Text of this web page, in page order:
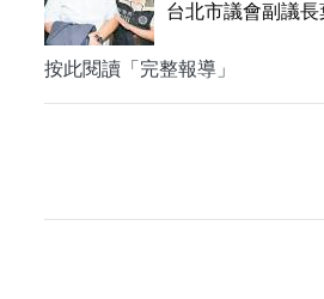
台北市議會副議
按此閱讀「完整報導」